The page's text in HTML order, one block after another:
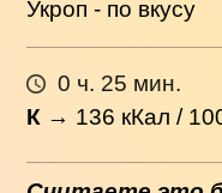
Укроп - по вкусу
0 ч. 25 мин.
К → 136 кКал /